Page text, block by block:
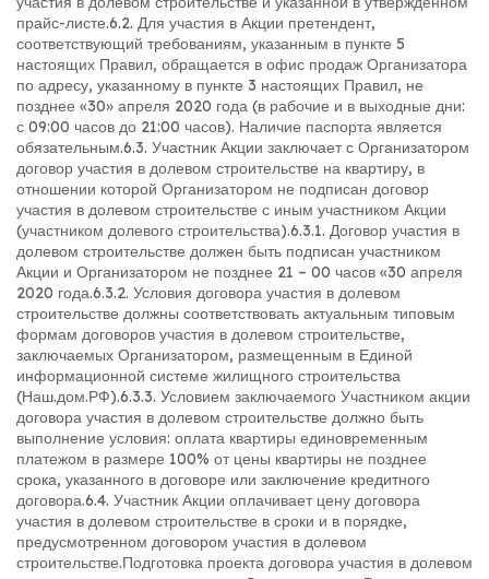
прайс-листе.6.2. Для участия в Акции претендент,
соответствующий требованиям, указанным в пункте 5
настоящих Правил, обращается в офис продаж Организатора
по адресу, указанному в пункте 3 настоящих Правил, не
позднее «30» апреля 2020 года (в рабочие и в выходные дни:
с 09:00 часов до 21:00 часов). Наличие паспорта является
обязательным.6.3. Участник Акции заключает с Организатором
договор участия в долевом строительстве на квартиру, в
отношении которой Организатором не подписан договор
участия в долевом строительстве с иным участником Акции
(участником долевого строительства).6.3.1. Договор участия в
долевом строительстве должен быть подписан участником
Акции и Организатором не позднее 21 – 00 часов «30 апреля
2020 года.6.3.2. Условия договора участия в долевом
строительстве должны соответствовать актуальным типовым
формам договоров участия в долевом строительстве,
заключаемых Организатором, размещенным в Единой
информационной системе жилищного строительства
(Наш.дом.РФ).6.3.3. Условием заключаемого Участником акции
договора участия в долевом строительстве должно быть
выполнение условия: оплата квартиры единовременным
платежом в размере 100% от цены квартиры не позднее
срока, указанного в договоре или заключение кредитного
договора.6.4. Участник Акции оплачивает цену договора
участия в долевом строительстве в сроки и в порядке,
предусмотренном договором участия в долевом
строительстве.Подготовка проекта договора участия в долевом